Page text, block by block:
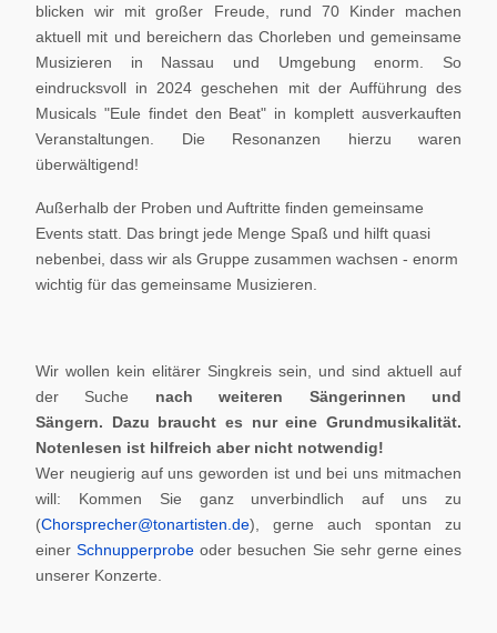
blicken wir mit großer Freude, rund 70 Kinder machen
aktuell mit und bereichern das Chorleben und gemeinsame
Musizieren in Nassau und Umgebung enorm. So
eindrucksvoll in 2024 geschehen mit der Aufführung des
Musicals "Eule findet den Beat" in komplett ausverkauften
Veranstaltungen. Die Resonanzen hierzu waren
überwältigend!
Außerhalb der Proben und Auftritte finden gemeinsame
Events statt. Das bringt jede Menge Spaß und hilft quasi
nebenbei, dass wir als Gruppe zusammen wachsen - enorm
wichtig für das gemeinsame Musizieren.
Wir wollen kein elitärer Singkreis sein, und sind aktuell auf
der Suche nach weiteren Sängerinnen und
Sängern. Dazu braucht es nur eine Grundmusikalität.
Notenlesen ist hilfreich aber nicht notwendig!
Wer neugierig auf uns geworden ist und bei uns mitmachen
will: Kommen Sie ganz unverbindlich auf uns zu
(Chorsprecher@tonartisten.de), gerne auch spontan zu
einerSchnupperprobe oder besuchen Sie sehr gerne eines
unserer Konzerte.